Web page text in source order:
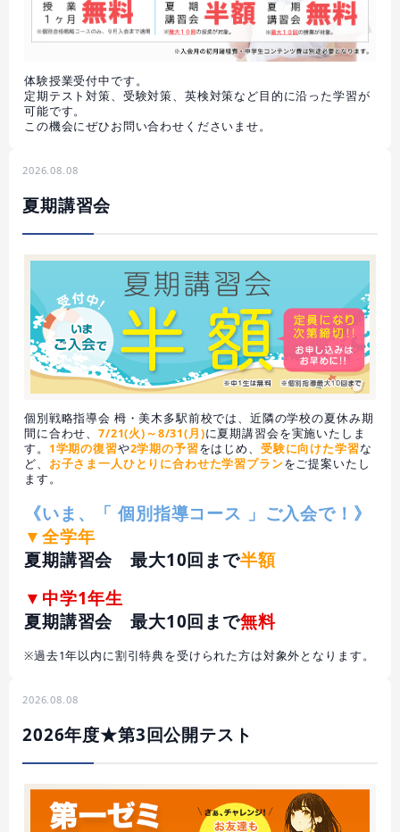
体験授業受付中です。
定期テスト対策、受験対策、英検対策など目的に沿った学習が
可能です。
この機会にぜひお問い合わせくださいませ。
2026.08.08
夏期講習会
個別戦略指導会 栂・美木多駅前校では、近隣の学校の夏休み期
間に合わせ、7/21(火)～8/31(月)に夏期講習会を実施いたしま
す。 1学期の復習や2学期の予習をはじめ、 受験に向けた学習な
ど、 お子さま一人ひとりに合わせた学習プランをご提案いたし
ます。
《いま、「 個別指導コース 」ご入会で！》
▼全学年
夏期講習会 最大10回まで半額
▼中学1年生
夏期講習会 最大10回まで無料
※過去1年以内に割引特典を受けられた方は対象外となります。
2026.08.08
2026年度★第3回公開テスト